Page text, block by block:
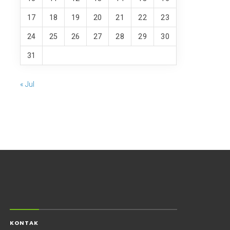
17 18 19 20 21 22 23
24 25 26 27 28 29 30
31
« Jul
KONTAK